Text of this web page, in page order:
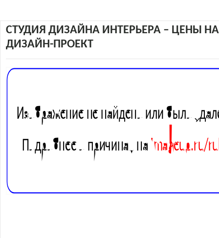
СТУДИЯ ДИЗАЙНА ИНТЕРЬЕРА – ЦЕНЫ НА
ДИЗАЙН-ПРОЕКТ